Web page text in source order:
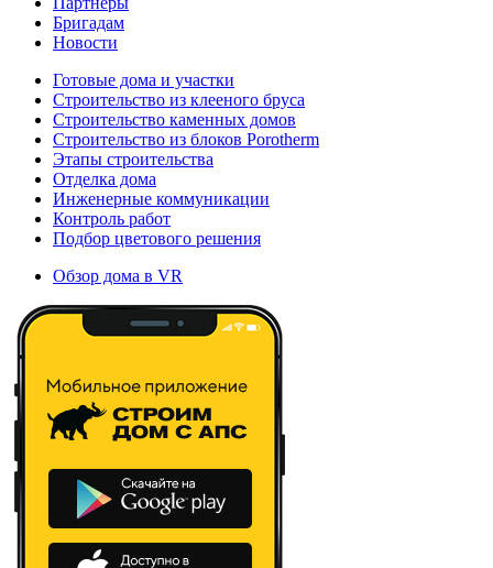
Бригадам
Новости
Готовые дома и участки
Строительство из клееного бруса
Строительство каменных домов
Строительство из блоков Porotherm
Этапы строительства
Отделка дома
Инженерные коммуникации
Контроль работ
Подбор цветового решения
Обзор дома в VR